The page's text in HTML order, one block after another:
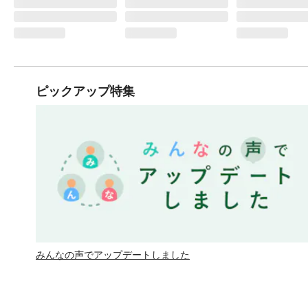
ピックアップ特集
みんなの声でアップデートしました